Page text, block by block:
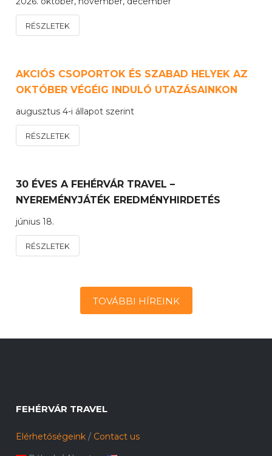
RÉSZLETEK
AKCIÓS CSOPORTOK ÉS SZABAD HELYEK AZ
OKTÓBER VÉGÉIG INDULÓ UTAZÁSAINKON
augusztus 4-i állapot szerint
RÉSZLETEK
30 ÉVES A FEHÉRVÁR TRAVEL –
NYEREMÉNYJÁTÉK EREDMÉNYHIRDETÉS
június 18.
RÉSZLETEK
TOVÁBBI HÍREINK
FEHÉRVÁR TRAVEL
Elérhetőségeink / Contact us